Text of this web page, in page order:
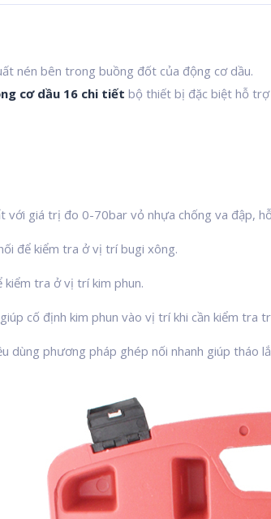
nén bên trong buồng đốt của động cơ dầu.
cơ dầu 16 chi tiết bộ thiết bị đặc biệt hỗ trợ
với giá trị đo 0-70bar vỏ nhựa chống va đập,
để kiểm tra ở vị trí bugi xông.
kiểm tra ở vị trí kim phun.
cố định kim phun vào vị trí khi cần kiểm tra
dùng phương pháp ghép nối nhanh giúp tháo